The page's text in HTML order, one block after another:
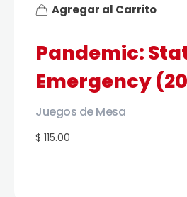
Pandemic:
Emergency
$ 115.00
Juegos de Mesa
Agregar al Carrito